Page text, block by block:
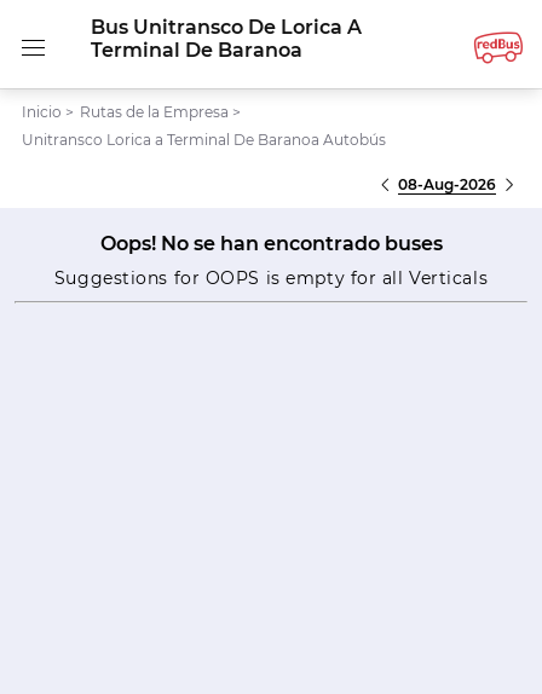
Bus Unitransco De Lorica A
Terminal De Baranoa
Inicio > Rutas de la Empresa >
Unitransco Lorica a Terminal De Baranoa Autobús
08-Aug-2026
Oops! No se han encontrado buses
Suggestions for OOPS is empty for all Verticals